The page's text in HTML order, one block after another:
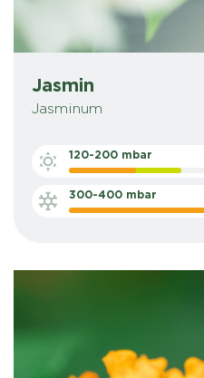
Jasmin
Jasminum
120-200 mbar
300-400 mbar